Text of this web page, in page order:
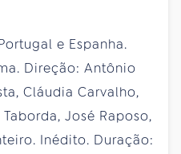
e Espanha.
Direção: Antônio
Cláudia Carvalho,
José Raposo,
Inédito. Duração: